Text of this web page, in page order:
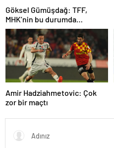
Göksel Gümüşdağ: TFF,
MHK’nin bu durumda
olmasının sorumlusudur
Amir Hadziahmetovic: Çok
zor bir maçtı